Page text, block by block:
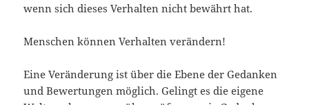
wenn sich dieses Verhalten nicht bewährt hat.
Menschen können Verhalten verändern!
Eine Veränderung ist über die Ebene der Gedanken
und Bewertungen möglich. Gelingt es die eigene